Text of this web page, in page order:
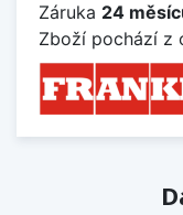
Záruka 24
Zboží pochází z